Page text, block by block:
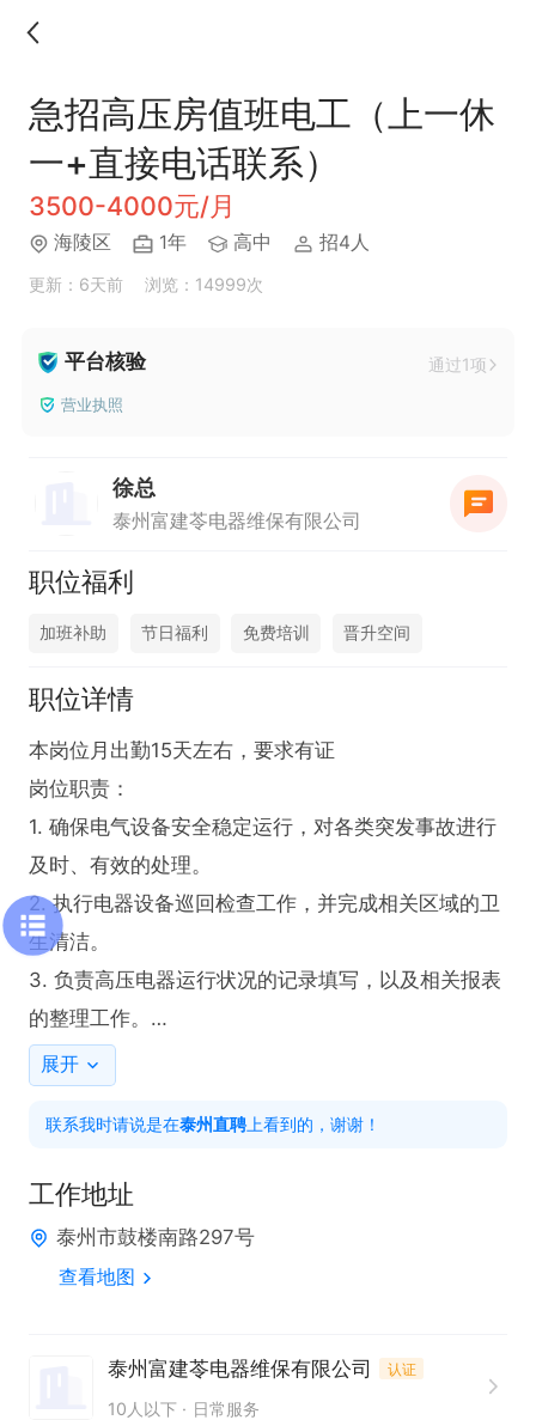
急招高压房值班电工（上一休
一+直接电话联系）
3500-4000元/月
海陵区 1年 高中 招4人
更新：6天前 浏览：14999次
平台核验 通过1项
营业执照
徐总
泰州富建苓电器维保有限公司
职位福利
加班补助 节日福利 免费培训 晋升空间
职位详情
本岗位月出勤15天左右，要求有证
岗位职责：
1. 确保电气设备安全稳定运行，对各类突发事故进行
及时、有效的处理。
2. 执行电器设备巡回检查工作，并完成相关区域的卫
生清洁。
3. 负责高压电器运行状况的记录填写，以及相关报表
的整理工作。
1. 具备高中及以上文化水平。
3. 持有处于年审期内的高压证，此为关键技能要求。
展开
联系我时请说是在泰州直聘 上看到的，谢谢！
工作地址
泰州市鼓楼南路297号
查看地图
泰州富建苓电器维保有限公司 认证
10人以下 日常服务